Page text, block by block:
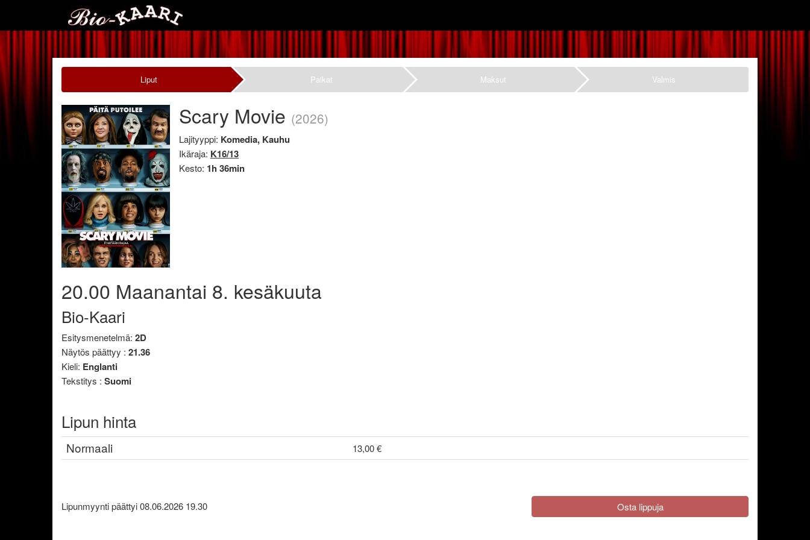
Liput Paikat Maksut Valmis
Scary Movie (2026)
Lajityyppi: Komedia, Kauhu
Ikäraja: K16/13
Kesto: 1h 36min
20.00 Maanantai 8. kesäkuuta
Bio-Kaari
Esitysmenetelmä: 2D
Näytös päättyy : 21.36
Kieli: Englanti
Tekstitys : Suomi
Lipun hinta
Normaali 13,00 €
Lipunmyynti päättyi 08.06.2026 19.30 Osta lippuja